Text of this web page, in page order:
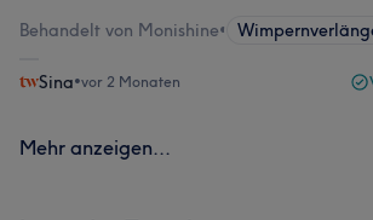
Behandelt von Monishine•
Sina•vor 2 Monaten
Mehr anzeigen...